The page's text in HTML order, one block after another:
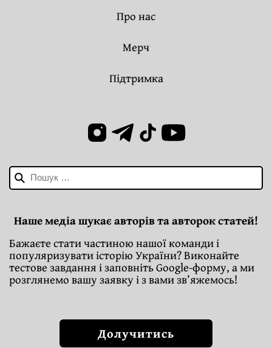
Пошук:
Про нас
Мерч
Підтримка
Наше медіа шукає авторів та авторок статей!
Бажаєте стати частиною нашої команди і
популяризувати історію України? Виконайте
тестове завдання і заповніть Google-форму, а ми
розглянемо вашу заявку і з вами зв’яжемось!
Долучитись